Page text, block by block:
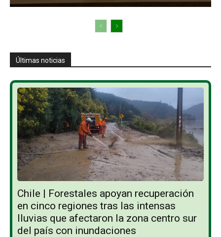
Últimas noticias
Chile | Forestales apoyan recuperación
en cinco regiones tras las intensas
lluvias que afectaron la zona centro sur
del país con inundaciones